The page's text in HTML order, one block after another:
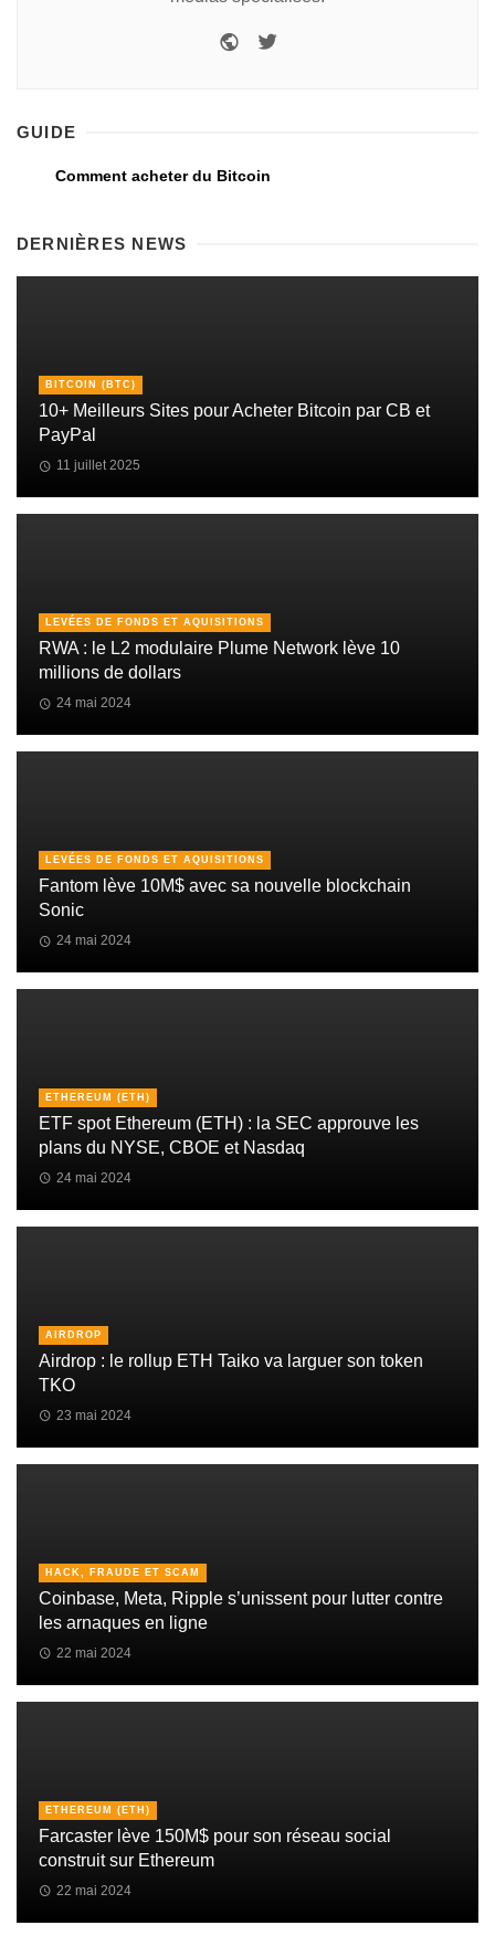
GUIDE
Comment acheter du Bitcoin
DERNIÈRES NEWS
BITCOIN (BTC)
10+ Meilleurs Sites pour Acheter Bitcoin par CB et
PayPal
11 juillet 2025
LEVÉES DE FONDS ET AQUISITIONS
RWA : le L2 modulaire Plume Network lève 10
millions de dollars
24 mai 2024
LEVÉES DE FONDS ET AQUISITIONS
Fantom lève 10M$ avec sa nouvelle blockchain
Sonic
24 mai 2024
ETHEREUM (ETH)
ETF spot Ethereum (ETH) : la SEC approuve les
plans du NYSE, CBOE et Nasdaq
24 mai 2024
AIRDROP
Airdrop : le rollup ETH Taiko va larguer son token
TKO
23 mai 2024
HACK, FRAUDE ET SCAM
Coinbase, Meta, Ripple s’unissent pour lutter contre
les arnaques en ligne
22 mai 2024
ETHEREUM (ETH)
Farcaster lève 150M$ pour son réseau social
construit sur Ethereum
22 mai 2024